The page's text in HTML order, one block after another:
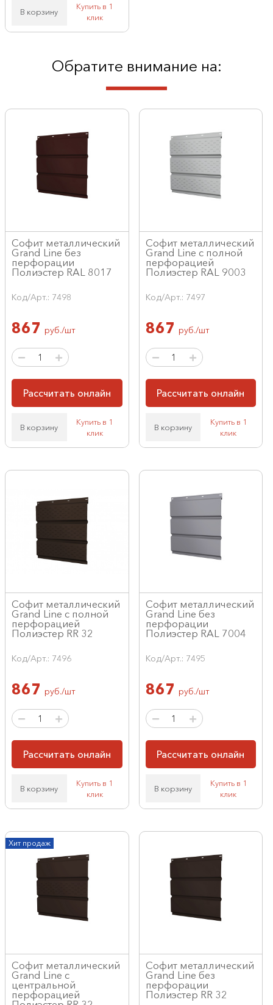
В корзину
Купить в 1
клик
Обратите внимание на:
Софит металлический
Grand Line без
перфорации
Полиэстер RAL 8017
Код/Арт.: 7498
867 руб./шт
Рассчитать онлайн
В корзину
Купить в 1
клик
Софит металлический
Grand Line с полной
перфорацией
Полиэстер RAL 9003
Код/Арт.: 7497
867 руб./шт
Рассчитать онлайн
В корзину
Купить в 1
клик
Софит металлический
Grand Line с полной
перфорацией
Полиэстер RR 32
Код/Арт.: 7496
867 руб./шт
Рассчитать онлайн
В корзину
Купить в 1
клик
Софит металлический
Grand Line без
перфорации
Полиэстер RAL 7004
Код/Арт.: 7495
867 руб./шт
Рассчитать онлайн
В корзину
Купить в 1
клик
Хит продаж
Софит металлический
Grand Line c
центральной
перфорацией
Софит металлический
Grand Line без
перфорации
Полиэстер RR 32